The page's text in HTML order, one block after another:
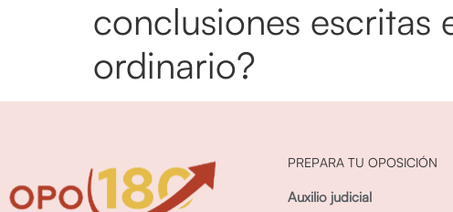
conclusiones
ordinario?
PREPARA TU OPOSICIÓN
Auxilio judicial